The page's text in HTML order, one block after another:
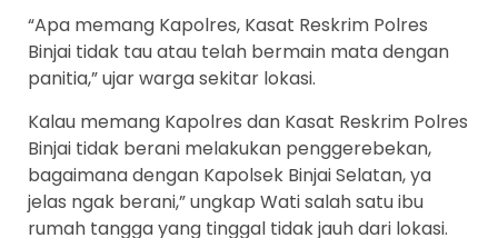
“Apa memang Kapolres, Kasat Reskrim Polres
Binjai tidak tau atau telah bermain mata dengan
panitia,” ujar warga sekitar lokasi.
Kalau memang Kapolres dan Kasat Reskrim Polres
Binjai tidak berani melakukan penggerebekan,
bagaimana dengan Kapolsek Binjai Selatan, ya
jelas ngak berani,” ungkap Wati salah satu ibu
rumah tangga yang tinggal tidak jauh dari lokasi.